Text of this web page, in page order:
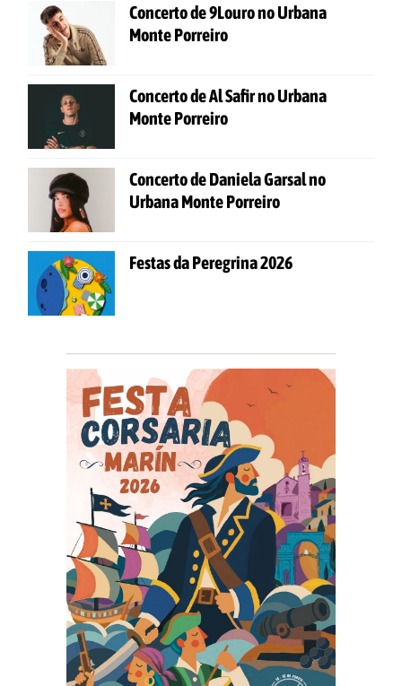
Concerto de 9Louro no Urbana
Monte Porreiro
Concerto de Al Safir no Urbana
Monte Porreiro
Concerto de Daniela Garsal no
Urbana Monte Porreiro
Festas da Peregrina 2026